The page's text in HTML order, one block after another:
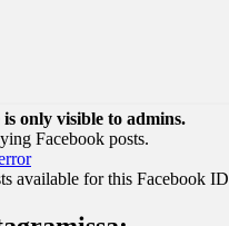
is only visible to admins.
Facebook posts.
available for this Facebook ID